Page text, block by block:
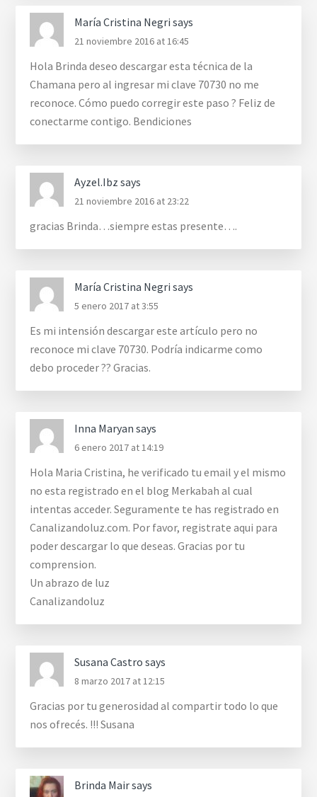
María Cristina Negri says
21 noviembre 2016 at 16:45
Hola Brinda deseo descargar esta técnica de la
Chamana pero al ingresar mi clave 70730 no me
reconoce. Cómo puedo corregir este paso ? Feliz de
conectarme contigo. Bendiciones
Ayzel.Ibz says
21 noviembre 2016 at 23:22
gracias Brinda…siempre estas presente….
María Cristina Negri says
5 enero 2017 at 3:55
Es mi intensión descargar este artículo pero no
reconoce mi clave 70730. Podría indicarme como
debo proceder ?? Gracias.
Inna Maryan says
6 enero 2017 at 14:19
Hola Maria Cristina, he verificado tu email y el mismo
no esta registrado en el blog Merkabah al cual
intentas acceder. Seguramente te has registrado en
Canalizandoluz.com. Por favor, registrate aqui para
poder descargar lo que deseas. Gracias por tu
comprension.
Un abrazo de luz
Canalizandoluz
Susana Castro says
8 marzo 2017 at 12:15
Gracias por tu generosidad al compartir todo lo que
nos ofrecés. !!! Susana
Brinda Mairsays